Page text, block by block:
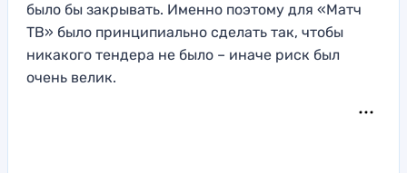
было бы закрывать. Именно поэтому для «Матч
ТВ» было принципиально сделать так, чтобы
никакого тендера не было – иначе риск был
очень велик.